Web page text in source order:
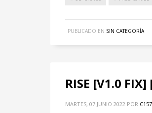
PUBLICADO EN SIN CATEGORÍA
RISE [V1.0
MARTES, 07 JUNIO 2022 POR